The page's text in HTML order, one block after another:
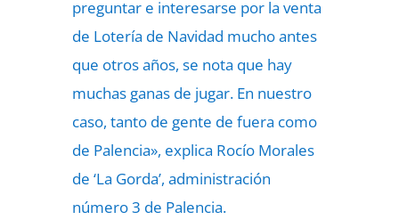
preguntar e interesarse por la venta
de Lotería de Navidad mucho antes
que otros años, se nota que hay
muchas ganas de jugar. En nuestro
caso, tanto de gente de fuera como
de Palencia», explica Rocío Morales
de ‘La Gorda’, administración
número 3 de Palencia.